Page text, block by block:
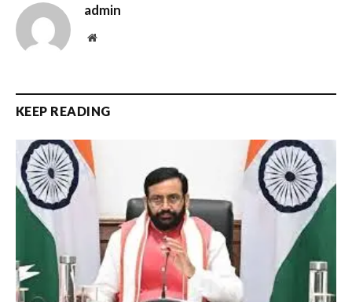
admin
Website
KEEP READING